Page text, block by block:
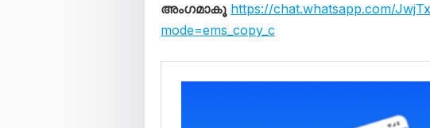
അംഗമാകൂ https://chat.whatsapp.com/
mode=ems_copy_c